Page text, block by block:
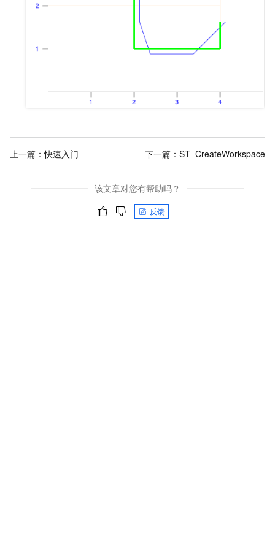
上一篇：快速入门 下一篇： ST_CreateWorkspace
该文章对您有帮助吗？
反馈